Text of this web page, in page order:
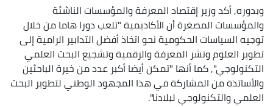
وبدوره, أكد وزير إقتصاد المعرفة والمؤسسات الناشئة
والمؤسسات المصغرة أن الأكاديمية "تلعب دورا هاما من خلال
توجيه السياسات الحكومية نحو اتخاذ أفضل التدابير الرامية إلى
تطوير العلوم ونشر المعرفة والرقمية وتشجيع البحث العلمي
التكنولوجي", كما أنها "تمكن أيضا أكبر عدد من خيرة الباحثين
والأساتذة من المشاركة في هذا المجهود الوطني لتطوير البحث
العلمي والتكنولوجي لبلادنا".